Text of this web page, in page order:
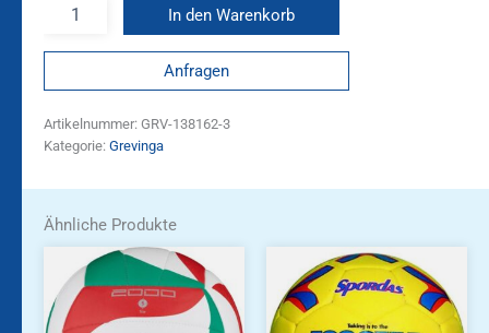
In den Warenkorb
Anfragen
Artikelnummer: GRV-138162-3
Kategorie: Grevinga
Ähnliche Produkte